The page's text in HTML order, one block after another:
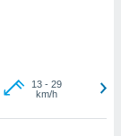
13- 29
km/h